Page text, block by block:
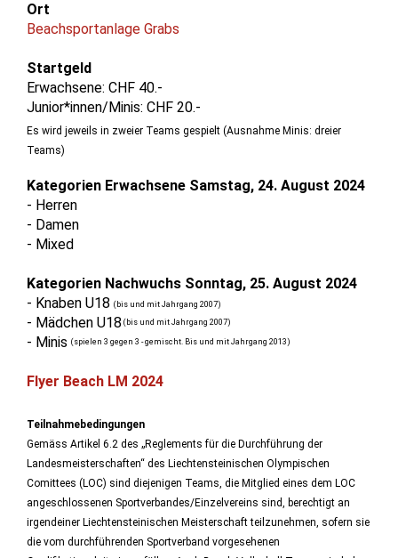
Ort
Beachsportanlage Grabs
Startgeld
Erwachsene: CHF 40.-
Junior*innen/Minis: CHF 20.-
Es wird jeweils in zweier Teams gespielt (Ausnahme Minis: dreier
Teams)
Kategorien Erwachsene Samstag, 24. August 2024
- Herren
- Damen
- Mixed
Kategorien Nachwuchs Sonntag, 25. August 2024
- Knaben U18 (bis und mit Jahrgang 2007)
- Mädchen U18 (bis und mit Jahrgang 2007)
- Minis (spielen 3 gegen 3 - gemischt. Bis und mit Jahrgang 2013)
Flyer Beach LM 2024
Teilnahmebedingungen
Gemäss Artikel 6.2 des „Reglements für die Durchführung der
Landesmeisterschaften“ des Liechtensteinischen Olympischen
Comittees (LOC) sind diejenigen Teams, die Mitglied eines dem LOC
angeschlossenen Sportverbandes/Einzelvereins sind, berechtigt an
irgendeiner Liechtensteinischen Meisterschaft teilzunehmen, sofern sie
die vom durchführenden Sportverband vorgesehenen